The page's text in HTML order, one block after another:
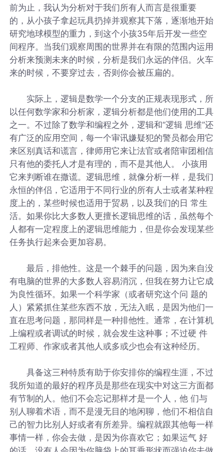
前为止，我认为分析对于我们所有人而言是很重要
的，从小孩子拿起玩具扔掉并观察其下落，逐渐地开始
研究地球模型的重力，到这个小孩35年后开发一些空
间程序。当我们观察周围的世界并在有限的范围内运用
分析来预测未来的时候，分析是我们永远的伴侣。火车
来的时候，不要穿过去，否则你会被压扁的。
实际上，逻辑是数学一个分支的正规表现形式，所
以任何数学家和分析家，逻辑分析都是他们使用的工具
之一。不过除了数学和编程之外，逻辑和“逻辑 思维”还
有广泛的应用空间，每一个审讯嫌疑犯的警员都会用它
来区别真话和谎言，律师用它来让法官或者陪审团相信
只有他的委托人才是有理的，而不是其他人。 小孩用
它来判断谁在撒谎。逻辑思维，就像分析一样，是我们
永恒的伴侣，它适用于不同行业的所有人士或者某种程
度上的，某些时候也适用于贸易，以及我们的日 常生
活。如果你比大多数人更擅长逻辑思维的话，虽然每个
人都有一定程度上的逻辑思维能力，但是你会发现某些
任务执行起来会更加容易。
最后，排他性。这是一个棘手的问题，因为来自没
有电脑的世界的大多数人容易消沉，但我在努力让它成
为良性循环。如果一个科学家（或者研究这个问 题的
人）紧紧抓住某些东西不放，无法入眠，是因为他们一
直在思考问题，那同样是一种排他性。通常，在计算机
上编程或者调试的时候，就会发生这种事；不过硬 件
工程师、作家或者其他人或多或少也会有这种经历。
具备这三种特质有助于你安排你的编程生涯，不过
我所知道的最好的程序员是那些在现实中对这三方面都
有节制的人。他们不会忘记那样才是一个人，他 们与
别人聊着术语，而不是漫无目的地闲聊，他们不相信自
己的智力比别人好或者有所差异。编程就跟其他每一样
事情一样，你会去做，是因为你喜欢它；如果运气 好